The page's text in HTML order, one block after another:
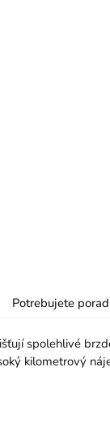
Potrebujete
spolehlivé
kilometrový